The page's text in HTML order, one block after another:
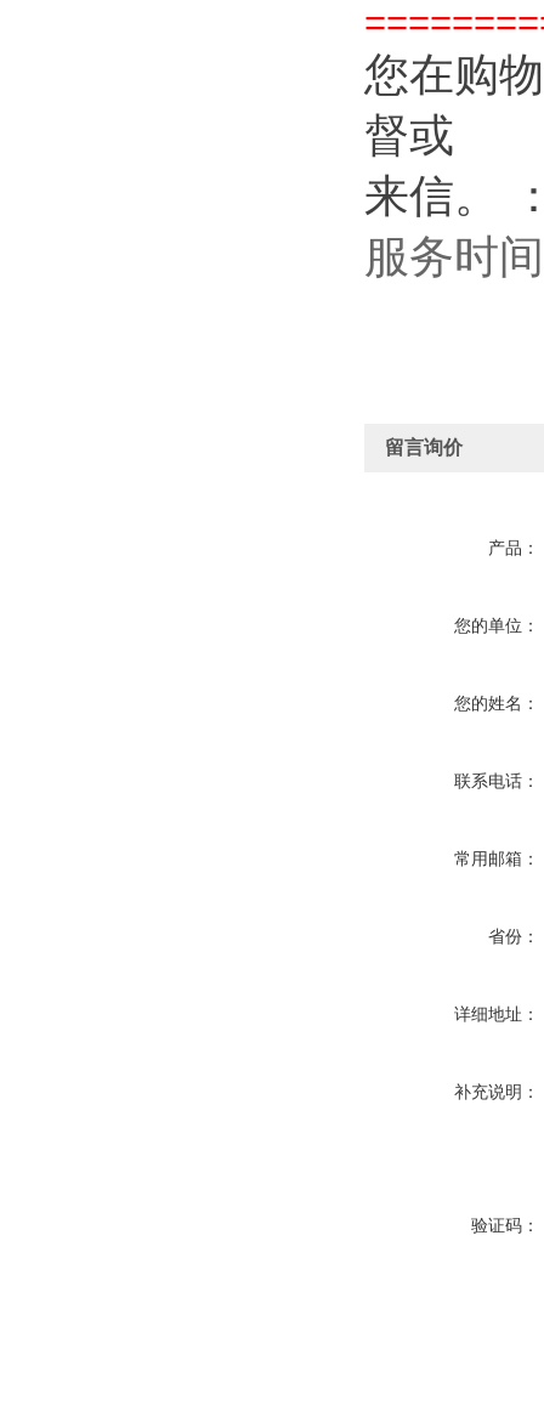
您在购
督或
来信。
服务时
留言询价
产品：
您的单位：
您的姓名：
联系电话：
常用邮箱：
省份：
详细地址：
补充说明：
验证码：